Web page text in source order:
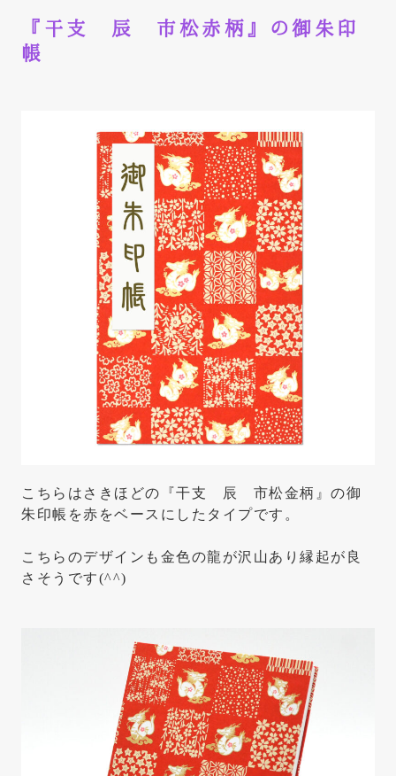
『干支 辰 市松赤柄』の御朱印
帳
こちらはさきほどの『干支 辰 市松金柄』の御
朱印帳を赤をベースにしたタイプです。
こちらのデザインも金色の龍が沢山あり縁起が良
さそうです(^^)